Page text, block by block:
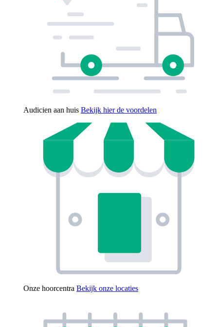
Audicien aan huis Bekijk hier de voordelen
Onze hoorcentra Bekijk onze locaties